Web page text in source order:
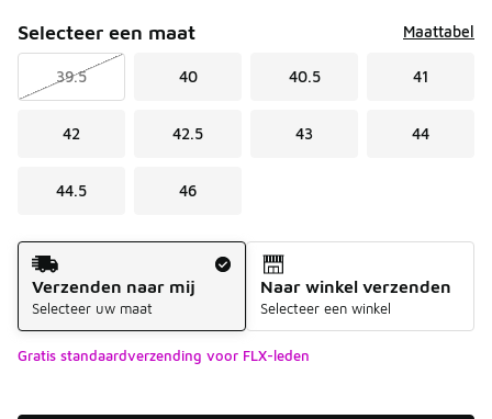
Selecteer een maat Maattabel
39.5 40 40.5 41
42 42.5 43 44
44.5 46
Verzendmethode
Verzenden naar mij
Selecteer uw maat
Naar winkel verzenden
Selecteer een winkel
Gratis standaardverzending voor FLX-leden